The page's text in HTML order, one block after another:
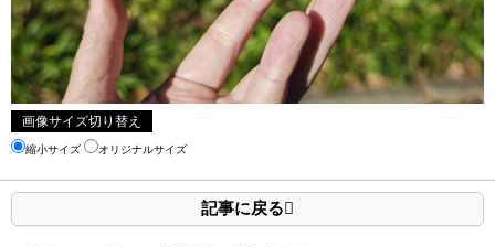
画像サイズ切り替え
縮小サイズ オリジナルサイズ
記事に戻る